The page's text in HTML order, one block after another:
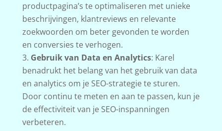
productpagina’s te optimaliseren met unieke
beschrijvingen, klantreviews en relevante
zoekwoorden om beter gevonden te worden
en conversies te verhogen.
Gebruik van Data en Analytics: Karel
benadrukt het belang van het gebruik van data
en analytics om je SEO-strategie te sturen.
Door continu te meten en aan te passen, kun je
de effectiviteit van je SEO-inspanningen
verbeteren.